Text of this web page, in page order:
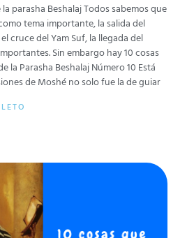
parasha Beshalaj Todos sabemos que
tema importante, la salida del
cruce del Yam Suf, la llegada del
Sin embargo hay 10 cosas
la Parasha Beshalaj Número 10 Está
de Moshé no solo fue la de guiar